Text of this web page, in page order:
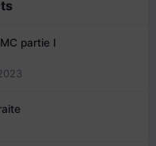
partie I